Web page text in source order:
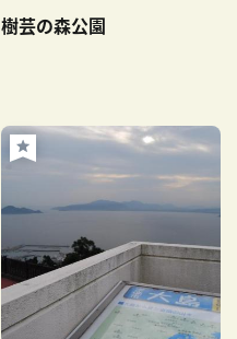
樹芸の森公園